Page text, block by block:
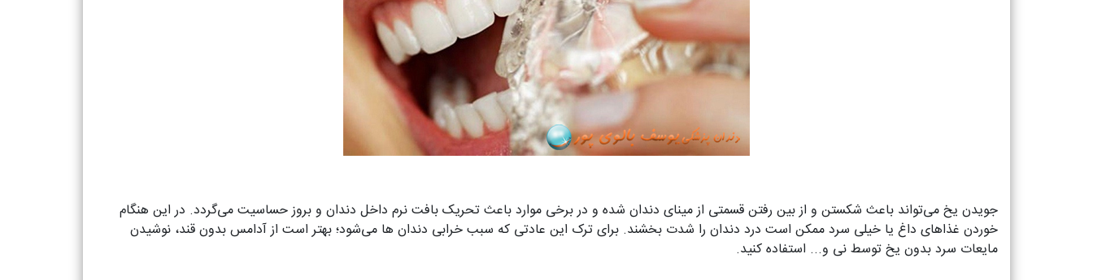
جویدن یخ می‌تواند باعث شکستن و از بین رفتن قسمتی از مینای دندان شده و در برخی موارد باعث تحریک بافت نرم داخل دندان و بروز حساسیت می‌گردد. در این هنگام
خوردن غذاهای داغ یا خیلی سرد ممکن است درد دندان را شدت بخشند. برای ترک این عادتی که سبب خرابی دندان ها می‌شود؛ بهتر است از آدامس بدون قند، نوشیدن
مایعات سرد بدون یخ توسط نی و... استفاده کنید.